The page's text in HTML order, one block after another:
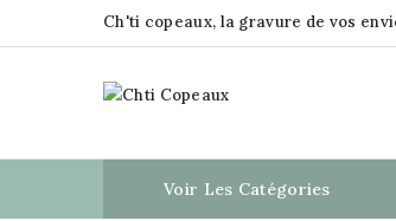
Ch'ti copeaux, la gravure de vos
Voir Les Catégories